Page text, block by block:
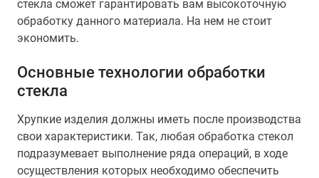
стекла сможет гарантировать вам высокоточную
обработку данного материала. На нем не стоит
экономить.
Основные технологии обработки
стекла
Хрупкие изделия должны иметь после производства
свои характеристики. Так, любая обработка стекол
подразумевает выполнение ряда операций, в ходе
осуществления которых необходимо обеспечить